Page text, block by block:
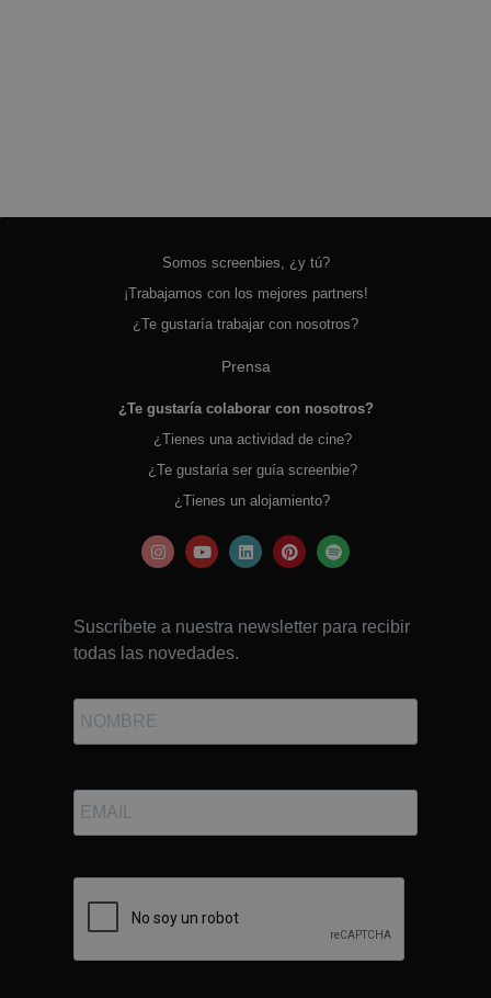
Somos screenbies, ¿y tú?
¡Trabajamos con los mejores partners!
¿Te gustaría trabajar con nosotros?
Prensa
¿Te gustaría colaborar con nosotros?
¿Tienes una actividad de cine?
¿Te gustaría ser guía screenbie?
¿Tienes un alojamiento?
Suscríbete a nuestra newsletter para recibir
todas las novedades.